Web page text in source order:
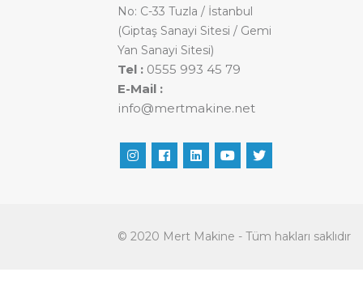
No: C-33 Tuzla / İstanbul
(Giptaş Sanayi Sitesi / Gemi
Yan Sanayi Sitesi)
Tel : 0555 993 45 79
E-Mail :
info@mertmakine.net
© 2020 Mert Makine - Tüm hakları saklıdır